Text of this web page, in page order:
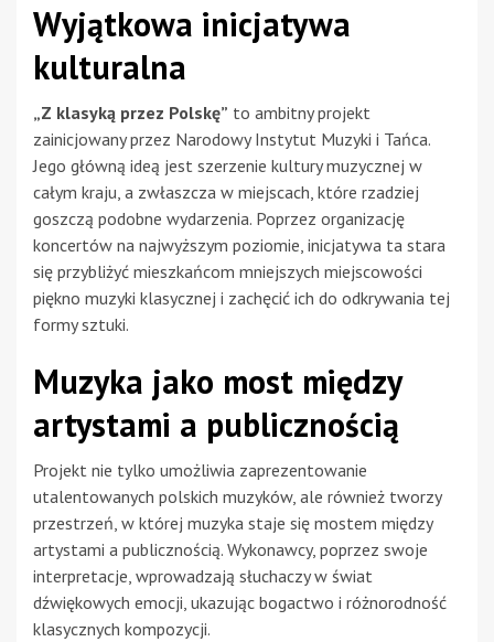
Wyjątkowa inicjatywa
kulturalna
„Z klasyką przez Polskę” to ambitny projekt
zainicjowany przez Narodowy Instytut Muzyki i Tańca.
Jego główną ideą jest szerzenie kultury muzycznej w
całym kraju, a zwłaszcza w miejscach, które rzadziej
goszczą podobne wydarzenia. Poprzez organizację
koncertów na najwyższym poziomie, inicjatywa ta stara
się przybliżyć mieszkańcom mniejszych miejscowości
piękno muzyki klasycznej i zachęcić ich do odkrywania tej
formy sztuki.
Muzyka jako most między
artystami a publicznością
Projekt nie tylko umożliwia zaprezentowanie
utalentowanych polskich muzyków, ale również tworzy
przestrzeń, w której muzyka staje się mostem między
artystami a publicznością. Wykonawcy, poprzez swoje
interpretacje, wprowadzają słuchaczy w świat
dźwiękowych emocji, ukazując bogactwo i różnorodność
klasycznych kompozycji.